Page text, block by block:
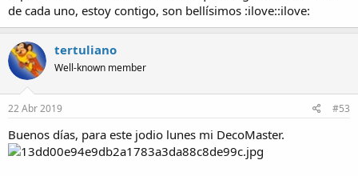
de cada uno, estoy contigo, son bellísimos :ilove::ilove:
tertuliano
Well-known member
22 Abr 2019 #53
Buenos días, para este jodio lunes mi DecoMaster.